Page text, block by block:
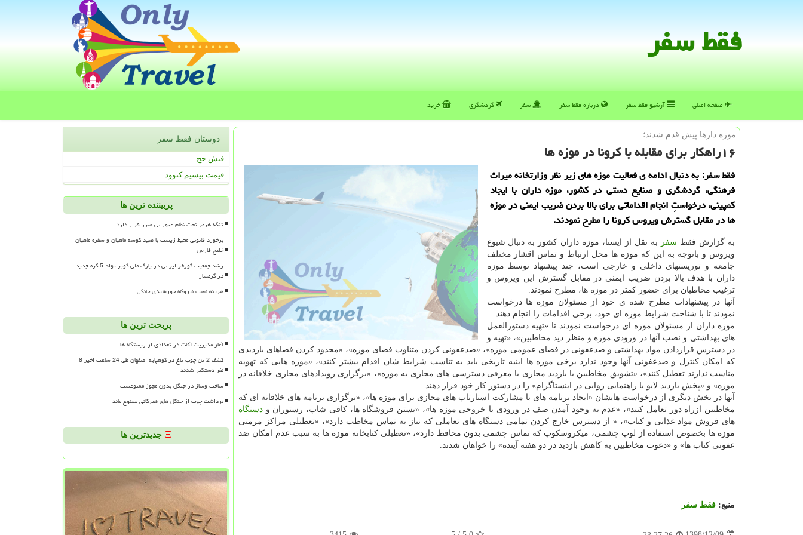
فقط سفر
صفحه اصلی آرشیو فقط سفر درباره فقط سفر سفر گردشگری خرید
موزه دارها پیش قدم شدند؛
۱۶راهكار برای مقابله با كرونا در موزه ها
فقط سفر: به دنبال ادامه ی فعالیت موزه های زیر نظر وزارتخانه میراث
فرهنگی، گردشگری و صنایع دستی در كشور، موزه داران با ایجاد
كمپینی، درخواستِ انجام اقداماتی برای بالا بردن ضریب ایمنی در موزه
ها در مقابل گسترش ویروس كرونا را مطرح نمودند.
به گزارش فقط سفر
به نقل از ایسنا، موزه داران كشور به دنبال شیوع
ویروس و باتوجه به این كه موزه ها محل ارتباط و تماس اقشار مختلف
جامعه و توریستهای داخلی و خارجی است، چند پیشنهاد توسط موزه
داران با هدف بالا بردن ضریب ایمنی در مقابل گسترش این ویروس و
ترغیب مخاطبان برای حضور كمتر در موزه ها، مطرح نمودند.
آنها در پیشنهادات مطرح شده ی خود از مسئولان موزه ها درخواست
نمودند تا با شناخت شرایط موزه ای خود، برخی اقدامات را انجام دهند.
موزه داران از مسئولان موزه ای درخواست نمودند تا «تهیه دستورالعمل
های بهداشتی و نصب آنها در ورودی موزه و منظر دید مخاطبین»، «تهیه و
در دسترس قراردادن مواد بهداشتی و ضدعفونی در فضای عمومی موزه»، «ضدعفونی كردن متناوب فضای موزه»، «محدود كردن فضاهای بازدیدی
كه امكان كنترل و ضدعفونی آنها وجود ندارد برخی موزه ها ابنیه تاریخی باید به تناسب شرایط شان اقدام بیشتر كنند»، «موزه هایی كه تهویه
مناسب ندارند تعطیل كنند»، «تشویق مخاطبین با بازدید مجازی با معرفی دسترسی های مجازی به موزه»، «برگزاری رویدادهای مجازی خلاقانه در
موزه» و «پخش بازدید لایو با راهنمایی روایی در اینستاگرام» را در دستور كار خود قرار دهند.
آنها در بخش دیگری از درخواست هایشان «ایجاد برنامه های با مشاركت استارتاپ های مجازی برای موزه ها»، «برگزاری برنامه های خلاقانه ای كه
مخاطبین ازراه دور تعامل كنند»، «عدم به وجود آمدن صف در ورودی یا خروجی موزه ها»، «بستن فروشگاه ها، كافی شاپ، رستوران و دستگاه
های فروش مواد غذایی و كتاب»، « از دسترس خارج كردن تمامی دستگاه های تعاملی كه نیاز به تماس مخاطب دارد»، «تعطیلی مراكز مرمتی
موزه ها بخصوص استفاده از لوپ چشمی، میكروسكوپ كه تماس چشمی بدون محافظ دارد»، «تعطیلی كتابخانه موزه ها به سبب عدم امكان ضد
عفونی كتاب ها» و «دعوت مخاطبین به كاهش بازدید در دو هفته آینده» را خواهان شدند.
منبع: فقط سفر
دوستان فقط سفر
فیش حج
قیمت بیسیم کنوود
پربیننده ترین ها
تنگه هرمز تحت نظام عبور بی ضرر قرار دارد
برخورد قانونی محیط زیست با صید کوسه ماهیان و سفره ماهیان
خلیج فارس
رشد جمعیت گورخر ایرانی در پارک ملی کویر تولد 5 کره جدید
در گرمسار
هزینه نصب نیروگاه خورشیدی خانگی
پربحث ترین ها
آغاز مدیریت آفات در تعدادی از زیستگاه ها
کشف 2 تن چوب تاغ در کوهپایه اصفهان طی 24 ساعت اخیر 8
نفر دستگیر شدند
ساخت وساز در جنگل بدون مجوز ممنوعست
برداشت چوب از جنگل های هیرکانی ممنوع ماند
جدیدترین ها